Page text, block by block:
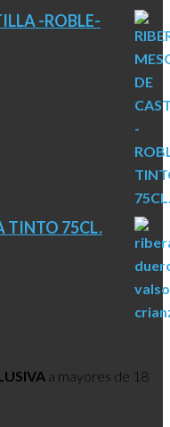
-ROBLE-
TINTO 75CL.
a mayores de 18